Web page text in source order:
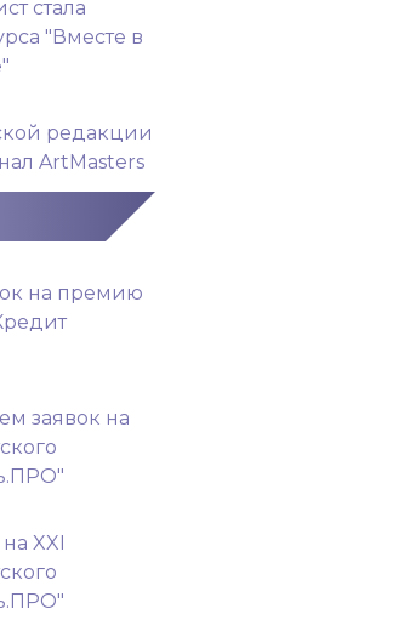
стала
"Вместе в
редакции
ArtMasters
на премию
заявок на
XXI